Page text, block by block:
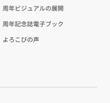
周年ビジュアルの展開
周年記念誌電子ブック
よろこびの声